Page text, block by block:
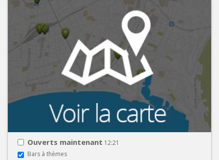
Ouverts maintenant 12:21
Bars à thèmes